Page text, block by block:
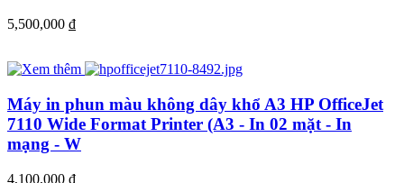
5,500,000 đ
Máy in phun màu không dây khổ A3 HP OfficeJet
7110 Wide Format Printer (A3 - In 02 mặt - In
mạng - W
4,100,000 đ